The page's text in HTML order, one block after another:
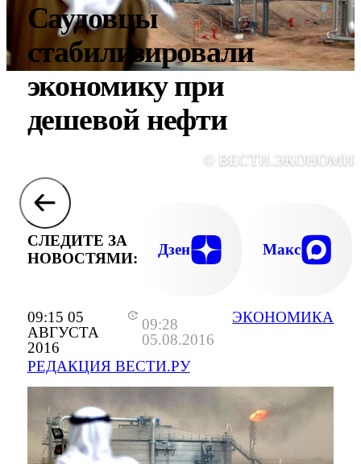
09:15 05
АВГУСТА
2016
09:28
05.08.2016
РЕДАКЦИЯ ВЕСТИ.РУ
ЭКОНОМИКА
Саудовцы
стабилизировали
экономику при
дешевой нефти
©
СЛЕДИТЕ ЗА
НОВОСТЯМИ:
Дзен Макс